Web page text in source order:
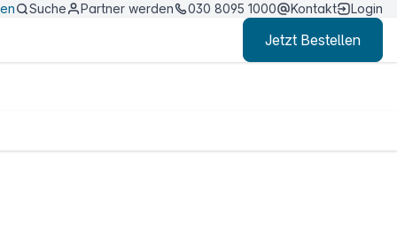
Suche Partner werden 030 8095 1000 Kontakt Login
Jetzt Bestellen